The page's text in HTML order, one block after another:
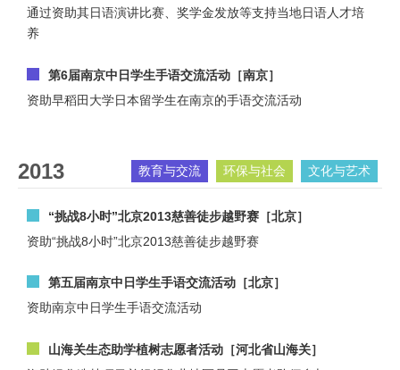
通过资助其日语演讲比赛、奖学金发放等支持当地日语人才培
养
第6届南京中日学生手语交流活动［南京］
资助早稻田大学日本留学生在南京的手语交流活动
2013 教育与交流 环保与社会 文化与艺术
“挑战8小时”北京2013慈善徒步越野赛［北京］
资助“挑战8小时”北京2013慈善徒步越野赛
第五届南京中日学生手语交流活动［北京］
资助南京中日学生手语交流活动
山海关生态助学植树志愿者活动［河北省山海关］